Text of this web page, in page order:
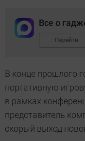
Все о
Перейти
В конце прошлого
портативную
в рамках
представитель
скорый выход